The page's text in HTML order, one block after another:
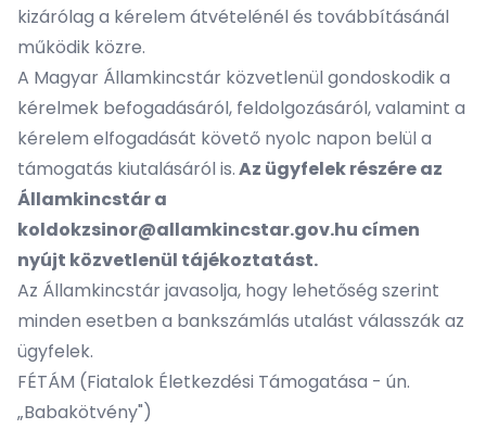
kizárólag a kérelem átvételénél és továbbításánál
működik közre.
A Magyar Államkincstár közvetlenül gondoskodik a
kérelmek befogadásáról, feldolgozásáról, valamint a
kérelem elfogadását követő nyolc napon belül a
támogatás kiutalásáról is.Az ügyfelek részére az
Államkincstár a
koldokzsinor@allamkincstar.gov.hu címen
nyújt közvetlenül tájékoztatást.
Az Államkincstár javasolja, hogy lehetőség szerint
minden esetben a bankszámlás utalást válasszák az
ügyfelek.
FÉTÁM (Fiatalok Életkezdési Támogatása - ún.
„Babakötvény")